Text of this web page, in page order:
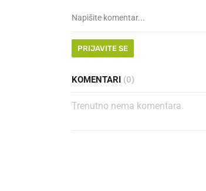
PRIJAVITE SE
KOMENTARI (0)
Trenutno nema komentara.